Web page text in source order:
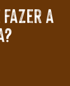
fazer a